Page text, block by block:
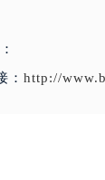
： http://